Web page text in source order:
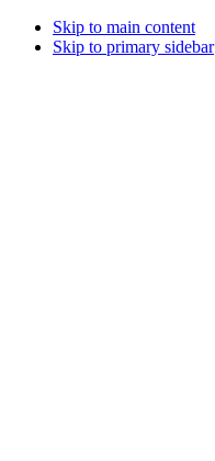
Skip to main content
Skip to primary sidebar